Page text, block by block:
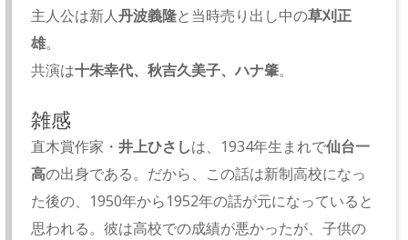
主人公は新人丹波義隆と当時売り出し中の草刈正
雄。
共演は十朱幸代、秋吉久美子、ハナ肇。
雑感
直木賞作家・井上ひさしは、1934年生まれで仙台一
高の出身である。だから、この話は新制高校になっ
た後の、1950年から1952年の話が元になっていると
思われる。彼は高校での成績が悪かったが、子供の